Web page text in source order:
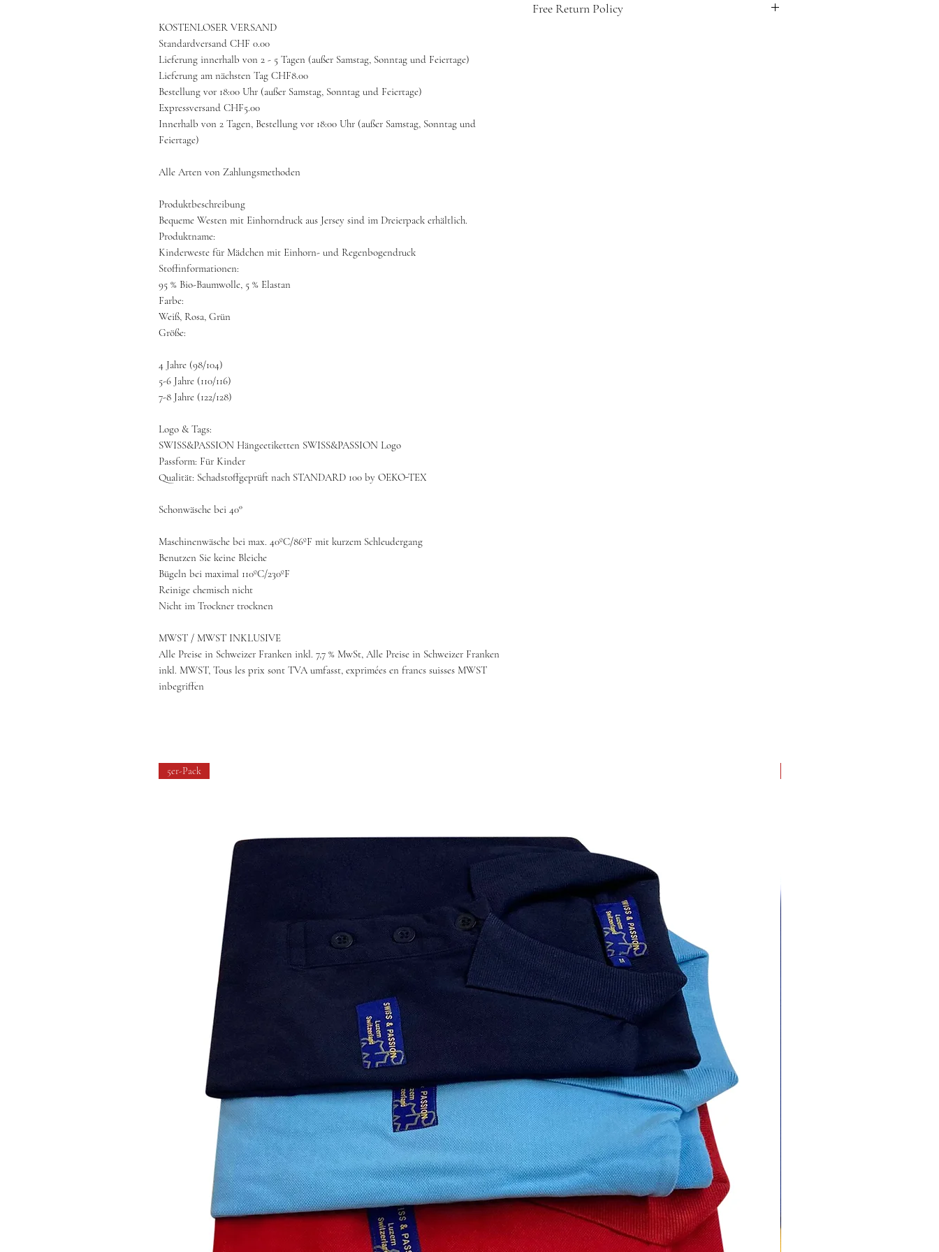
KOSTENLOSER VERSAND
Standardversand CHF 0.00
Lieferung innerhalb von 2 - 5 Tagen (außer Samstag, Sonntag und Feiertage)
Lieferung am nächsten Tag CHF8.00
Bestellung vor 18:00 Uhr (außer Samstag, Sonntag und Feiertage)
Expressversand CHF5.00
Innerhalb von 2 Tagen, Bestellung vor 18:00 Uhr (außer Samstag, Sonntag und
Feiertage)
Alle Arten von Zahlungsmethoden
Produktbeschreibung
Bequeme Westen mit Einhorndruck aus Jersey sind im Dreierpack erhältlich.
Produktname:
Kinderweste für Mädchen mit Einhorn- und Regenbogendruck
Stoffinformationen:
95 % Bio-Baumwolle, 5 % Elastan
Farbe:
Weiß, Rosa, Grün
Größe:
4 Jahre (98/104)
5-6 Jahre (110/116)
7-8 Jahre (122/128)
Logo & Tags:
SWISS&PASSION Hängeetiketten SWISS&PASSION Logo
Passform: Für Kinder
Qualität: Schadstoffgeprüft nach STANDARD 100 by OEKO-TEX
Schonwäsche bei 40°
Maschinenwäsche bei max. 40ºC/86ºF mit kurzem Schleudergang
Benutzen Sie keine Bleiche
Bügeln bei maximal 110ºC/230ºF
Reinige chemisch nicht
Nicht im Trockner trocknen
MWST / MWST INKLUSIVE
Alle Preise in Schweizer Franken inkl. 7,7 % MwSt, Alle Preise in Schweizer Franken
inkl. MWST, Tous les prix sont TVA umfasst, exprimées en francs suisses MWST
inbegriffen
Free Return Policy
5er-Pack